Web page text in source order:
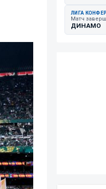
ЛИГА
Матч
ДИНАМО